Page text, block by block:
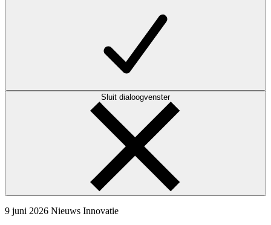
Sluit dialoogvenster
9 juni 2026 Nieuws Innovatie